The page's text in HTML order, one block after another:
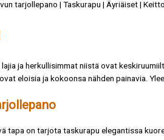
tarjollepano | Taskurapu | Äyriäiset |
ja herkullisimmat niistä ovat
eloisia ja kokoonsa nähden painavia.
tapa on tarjota taskurapu elegantissa